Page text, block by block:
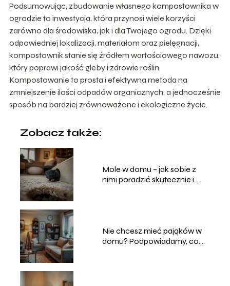
Podsumowując, zbudowanie własnego kompostownika w
ogrodzie to inwestycja, która przynosi wiele korzyści
zarówno dla środowiska, jak i dla Twojego ogrodu. Dzięki
odpowiedniej lokalizacji, materiałom oraz pielęgnacji,
kompostownik stanie się źródłem wartościowego nawozu,
który poprawi jakość gleby i zdrowie roślin.
Kompostowanie to prosta i efektywna metoda na
zmniejszenie ilości odpadów organicznych, a jednocześnie
sposób na bardziej zrównoważone i ekologiczne życie.
Zobacz także:
Mole w domu – jak sobie z
nimi poradzić skutecznie i
Nie chcesz mieć pająków w
domu? Podpowiadamy, co